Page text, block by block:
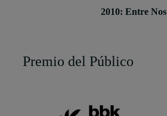
2010: Entre Nos
Premio del Público